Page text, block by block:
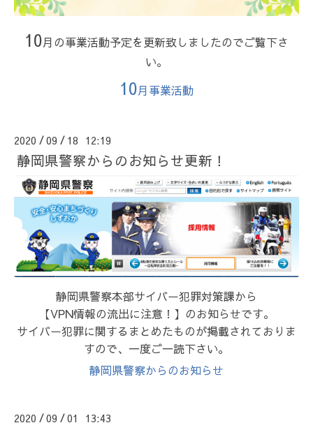
10月の事業活動予定を更新致しましたのでご覧下さ
い。
10月事業活動
2020 /09 / 18 12:19
静岡県警察からのお知らせ更新！
静岡県警察本部サイバー犯罪対策課から
【VPN情報の流出に注意！】のお知らせです。
サイバー犯罪に関するまとめたものが掲載されておりま
すので、一度ご一読下さい。
静岡県警察からのお知らせ
2020 /09 /01 13:43